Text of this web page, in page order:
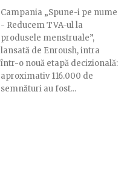
Campania „Spune-i pe nume
- Reducem TVA-ul la
produsele menstruale”,
lansată de Enroush, intra
într-o nouă etapă decizională:
aproximativ 116.000 de
semnături au fost...